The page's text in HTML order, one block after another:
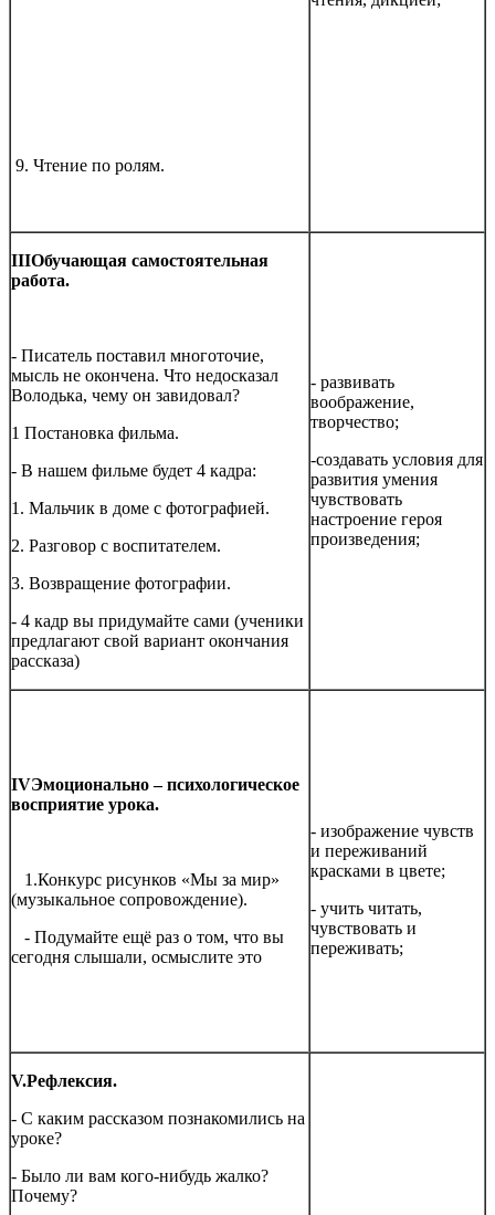
9. Чтение по ролям.
IIIОбучающая самостоятельная
работа.
- Писатель поставил многоточие,
мысль не окончена. Что недосказал
Володька, чему он завидовал?
1 Постановка фильма.
- В нашем фильме будет 4 кадра:
1. Мальчик в доме с фотографией.
2. Разговор с воспитателем.
3. Возвращение фотографии.
- 4 кадр вы придумайте сами (ученики
предлагают свой вариант окончания
рассказа)
- развивать
воображение,
творчество;
-создавать условия для
развития умения
чувствовать
настроение героя
произведения;
IVЭмоционально – психологическое
восприятие урока.
1.Конкурс рисунков «Мы за мир»
(музыкальное сопровождение).
- Подумайте ещё раз о том, что вы
сегодня слышали, осмыслите это
- изображение чувств
и переживаний
красками в цвете;
- учить читать,
чувствовать и
переживать;
V.Рефлексия.
- С каким рассказом познакомились на
уроке?
- Было ли вам кого-нибудь жалко?
Почему?